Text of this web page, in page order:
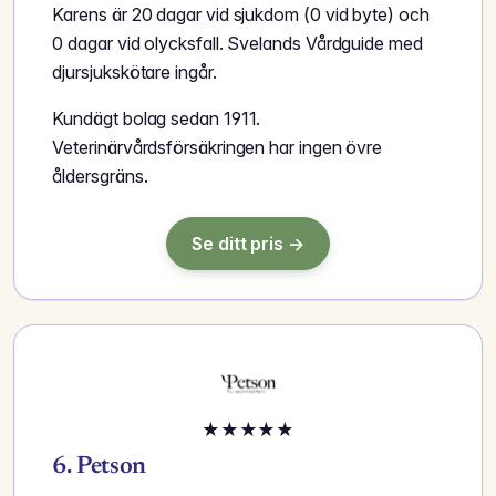
Karens är 20 dagar vid sjukdom (0 vid byte) och
0 dagar vid olycksfall. Svelands Vårdguide med
djursjukskötare ingår.
Kundägt bolag sedan 1911.
Veterinärvårdsförsäkringen har ingen övre
åldersgräns.
Se ditt pris →
★ ★ ★★ ★
6. Petson